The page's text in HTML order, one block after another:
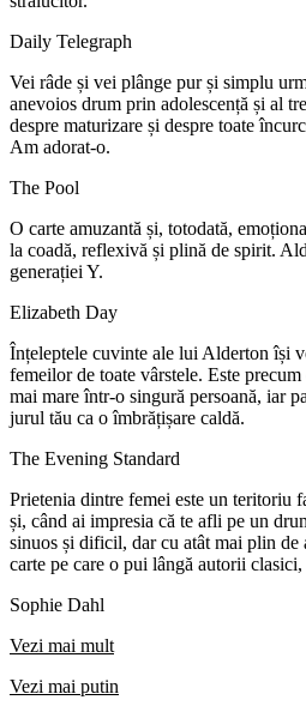
Daily Telegraph
Vei râde și vei plânge pur și simplu
anevoios drum prin adolescență și al
despre maturizare și despre toate
Am adorat-o.
The Pool
O carte amuzantă și, totodată,
la coadă, reflexivă și plină de spirit.
generației Y.
Elizabeth Day
Înțeleptele cuvinte ale lui Alderton își
femeilor de toate vârstele. Este
mai mare într-o singură persoană, iar
jurul tău ca o îmbrățișare caldă.
The Evening Standard
Prietenia dintre femei este un teritoriu
și, când ai impresia că te afli pe un
sinuos și dificil, dar cu atât mai plin de
carte pe care o pui lângă autorii
Sophie Dahl
Vezi mai mult
Vezi mai putin